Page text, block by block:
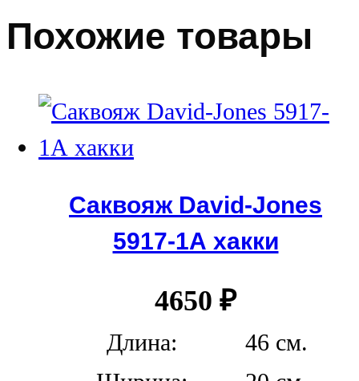
Похожие товары
Саквояж David-Jones
5917-1А хакки
4650 ₽
Длина:
46 см.